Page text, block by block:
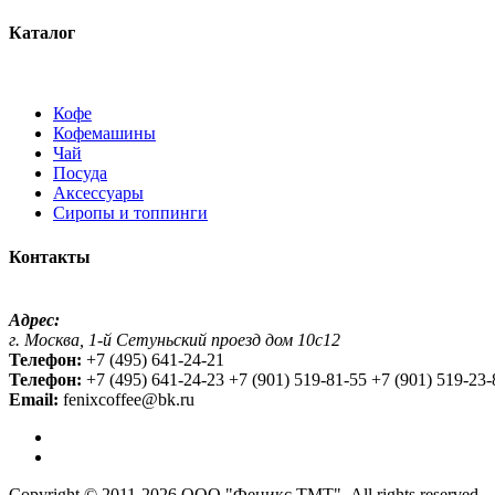
Каталог
Кофе
Кофемашины
Чай
Посуда
Аксессуары
Сиропы и топпинги
Контакты
Адрес:
г. Москва, 1-й Сетуньский проезд дом 10с12
Телефон: +7 (495) 641-24-21
Телефон: +7 (495) 641-24-23 +7 (901) 519-81-55 +7 (901) 519-23-
Email: fenixcoffee@bk.ru